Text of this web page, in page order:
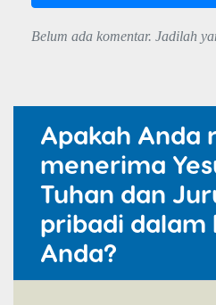
Belum ada komentar. Jadilah
Apakah Anda
menerima
Tuhan dan
pribadi dalam
Anda?